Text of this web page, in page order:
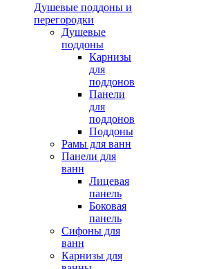
Душевые поддоны и
перегородки
Душевые
поддоны
Карнизы
для
поддонов
Панели
для
поддонов
Поддоны
Рамы для ванн
Панели для
ванн
Лицевая
панель
Боковая
панель
Сифоны для
ванн
Карнизы для